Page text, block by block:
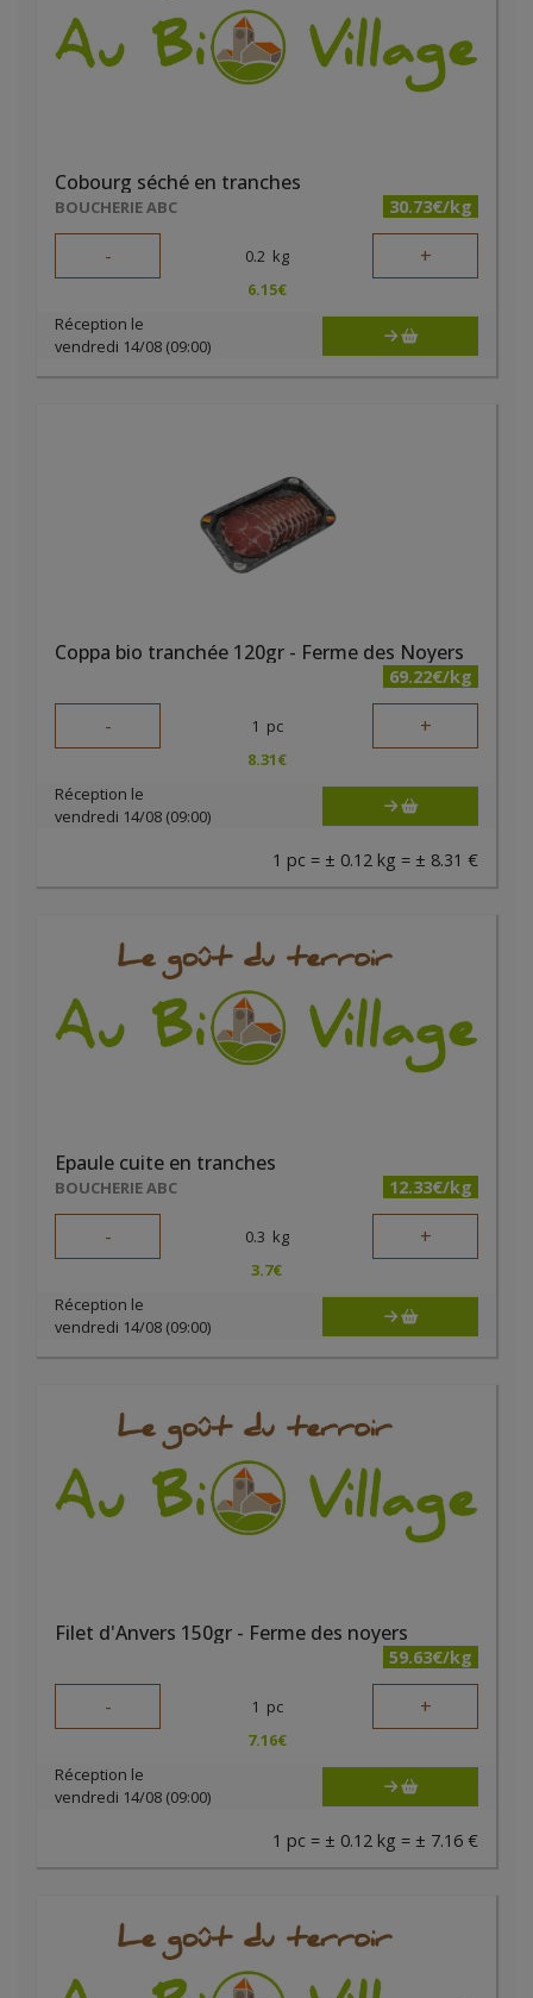
Cobourg séché en tranches
BOUCHERIE ABC 30.73€/kg
- 0.2 kg +
6.15€
Réception le
vendredi 14/08 (09:00)
Coppa bio tranchée 120gr - Ferme des Noyers
69.22€/kg
- 1 pc +
8.31€
Réception le
vendredi 14/08 (09:00)
1 pc = ± 0.12 kg = ± 8.31 €
Epaule cuite en tranches
BOUCHERIE ABC 12.33€/kg
- 0.3 kg +
3.7€
Réception le
vendredi 14/08 (09:00)
Filet d'Anvers 150gr - Ferme des noyers
59.63€/kg
- 1 pc +
7.16€
Réception le
vendredi 14/08 (09:00)
1 pc = ± 0.12 kg = ± 7.16 €